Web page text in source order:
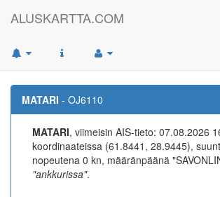
ALUSKARTTA.COM
MATARI - OJ6110
MATARI, viimeisin AIS-tieto: 07.08.2026
koordinaateissa (61.8441, 28.9445),
nopeutena 0 kn, määränpäänä
"ankkurissa".